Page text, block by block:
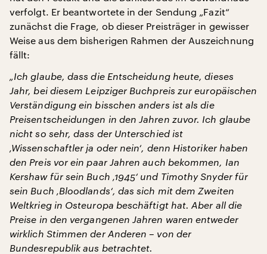
verfolgt. Er beantwortete in der Sendung „Fazit“
zunächst die Frage, ob dieser Preisträger in gewisser
Weise aus dem bisherigen Rahmen der Auszeichnung
fällt:
„Ich glaube, dass die Entscheidung heute, dieses
Jahr, bei diesem Leipziger Buchpreis zur europäischen
Verständigung ein bisschen anders ist als die
Preisentscheidungen in den Jahren zuvor. Ich glaube
nicht so sehr, dass der Unterschied ist
‚Wissenschaftler ja oder nein‘, denn Historiker haben
den Preis vor ein paar Jahren auch bekommen, Ian
Kershaw für sein Buch ‚1945‘ und Timothy Snyder für
sein Buch ‚Bloodlands‘, das sich mit dem Zweiten
Weltkrieg in Osteuropa beschäftigt hat. Aber all die
Preise in den vergangenen Jahren waren entweder
wirklich Stimmen der Anderen – von der
Bundesrepublik aus betrachtet.